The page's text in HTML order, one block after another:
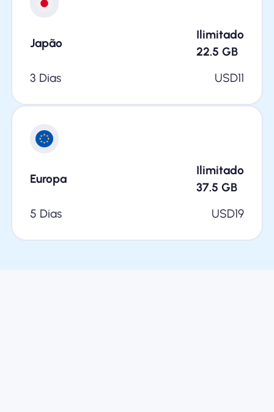
Japão
Ilimitado
22.5 GB
3 Dias
USD11
Europa
Ilimitado
37.5 GB
5 Dias
USD19